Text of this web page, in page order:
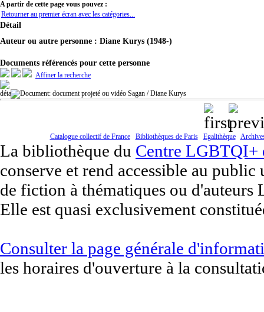
A partir de cette page vous pouvez :
Retourner au premier écran avec les catégories...
Détail
Auteur ou autre personne : Diane Kurys (1948-)
Documents référencés pour cette personne
Affiner la recherche
Sagan / Diane Kurys
Catalogue collectif de France Bibliothèques de Paris Egalithèque
La bibliothèque du Centre LGBTQI+
conserve et rend accessible au
de fiction à thématiques ou d'auteurs
Elle est quasi exclusivement
Consulter la page générale
les horaires d'ouverture à la